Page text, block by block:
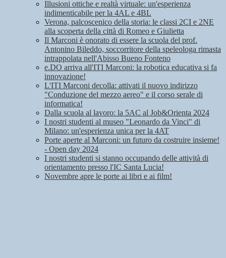
Illusioni ottiche e realtà virtuale: un'esperienza
indimenticabile per la 4AL e 4BL
Verona, palcoscenico della storia: le classi 2CI e 2NE
alla scoperta della città di Romeo e Giulietta
Il Marconi è onorato di essere la scuola del prof.
Antonino Bileddo, soccorritore della speleologa rimasta
intrappolata nell'Abisso Bueno Fonteno
e.DO arriva all'ITI Marconi: la robotica educativa si fa
innovazione!
L'ITI Marconi decolla: attivati il nuovo indirizzo
"Conduzione del mezzo aereo" e il corso serale di
informatica!
Dalla scuola al lavoro: la 5AC al Job&Orienta 2024
I nostri studenti al museo "Leonardo da Vinci" di
Milano: un'esperienza unica per la 4AT
Porte aperte al Marconi: un futuro da costruire insieme!
- Open day 2024
I nostri studenti si stanno occupando delle attività di
orientamento presso l'IC Santa Lucia!
Novembre apre le porte ai libri e ai film!